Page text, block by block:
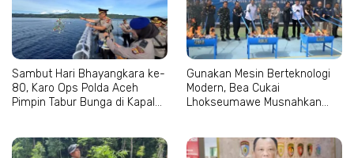
Sambut Hari Bhayangkara ke-
80, Karo Ops Polda Aceh
Pimpin Tabur Bunga di Kapal
Gunakan Mesin Berteknologi
Modern, Bea Cukai
Lhokseumawe Musnahkan